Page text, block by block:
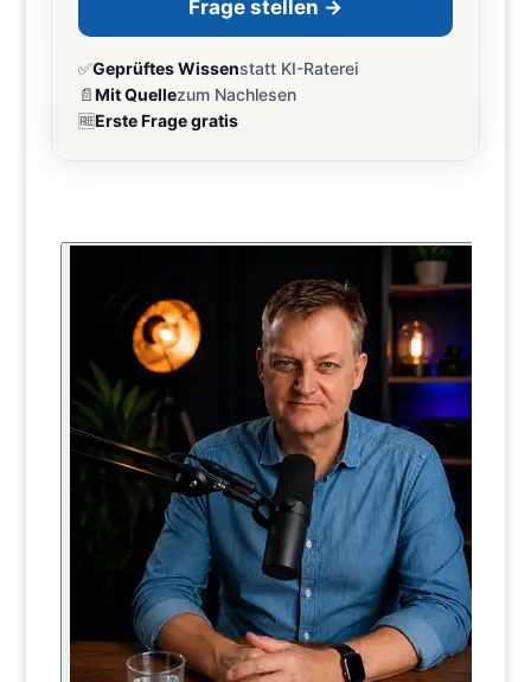
Frage stellen →
✅Geprüftes Wissenstatt KI-Raterei
📄Mit Quellezum Nachlesen
🆓Erste Frage gratis